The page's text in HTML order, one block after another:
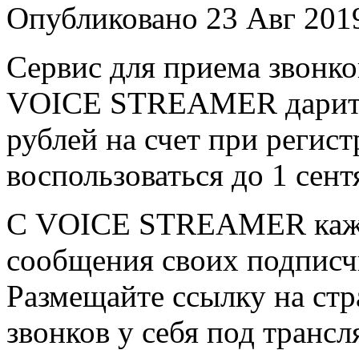
Опубликовано 23 Авг
Сервис для приема
VOICE STREAMER
рублей на счет при
воспользоваться до 1
С VOICE STREAMER
сообщения своих
Размещайте ссылку на
звонков у себя под